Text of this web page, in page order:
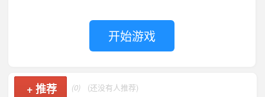
开始游戏
+推荐 (0) (还没有人推荐)